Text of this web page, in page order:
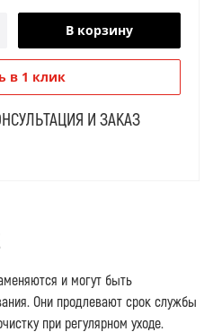
В корзину
в 1 клик
И ЗАКАЗ
и могут быть
Они продлевают срок службы
при регулярном уходе.